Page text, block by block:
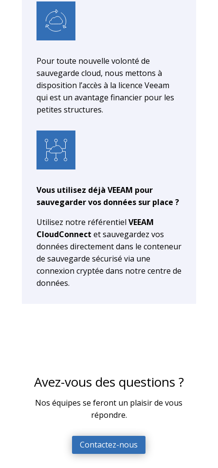
Pour toute nouvelle volonté de
sauvegarde cloud, nous mettons à
disposition l’accès à la licence Veeam
qui est un avantage financier pour les
petites structures.
Vous utilisez déjà VEEAM pour
sauvegarder vos données sur place ?
Utilisez notre référentiel VEEAM
CloudConnect et sauvegardez vos
données directement dans le conteneur
de sauvegarde sécurisé via une
connexion cryptée dans notre centre de
données.
Avez-vous des questions ?
Nos équipes se feront un plaisir de vous
répondre.
Contactez-nous